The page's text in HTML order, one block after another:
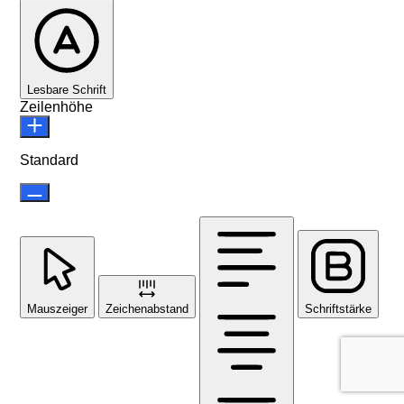
Lesbare Schrift
Zeilenhöhe
Standard
Mauszeiger Zeichenabstand Schriftstärke